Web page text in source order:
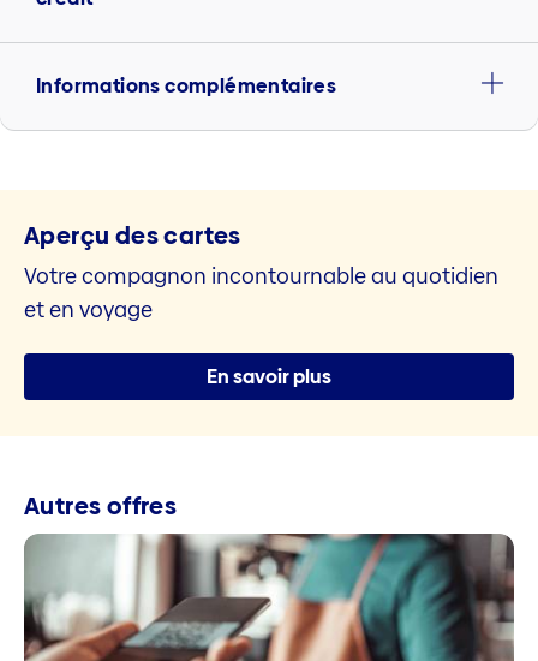
Informations complémentaires
Aperçu des cartes
Votre compagnon incontournable au quotidien
et en voyage
En savoir plus
Autres offres